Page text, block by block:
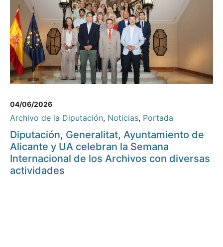
04/06/2026
Archivo de la Diputación, Noticias, Portada
Diputación, Generalitat, Ayuntamiento de
Alicante y UA celebran la Semana
Internacional de los Archivos con diversas
actividades